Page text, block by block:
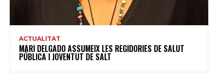
ACTUALITAT
MARI DELGADO ASSUMEIX LES REGIDORIES DE SALUT
PÚBLICA I JOVENTUT DE SALT